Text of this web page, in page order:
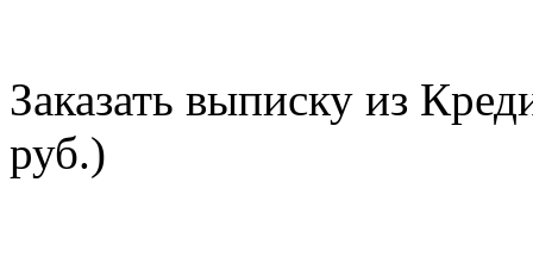
Заказать выписку из
руб.)